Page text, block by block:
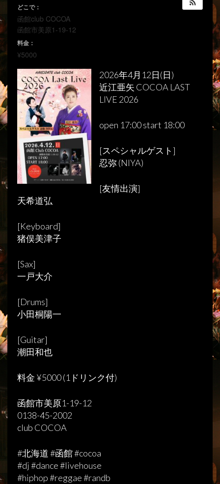
どこで：
函館club COCOA
函館市美原1-19-12
料金：
¥5000
2026年4月12日(日)
近江亜矢 COCOA LAST
LIVE 2026
open 17:00 start 18:00
[スペシャルゲスト]
忍弥 (NIYA)
[友情出演]
天希道弘
[Keyboard]
猪俣美津子
[Sax]
一戸大介
[Drums]
小田桐陽一
[Guitar]
潮田和也
料金 ¥5000 (1ドリンク付)
函館市美原1-19-12
0138-45-2002
club COCOA
#北海道 #函館 #cocoa
#dj #dance #livehouse
#hiphop #reggae #randb